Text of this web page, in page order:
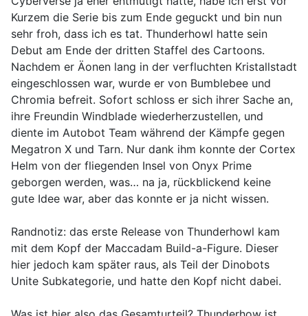
Kurzem die Serie bis zum Ende geguckt und bin nun
sehr froh, dass ich es tat. Thunderhowl hatte sein
Debut am Ende der dritten Staffel des Cartoons.
Nachdem er Äonen lang in der verfluchten Kristallstadt
eingeschlossen war, wurde er von Bumblebee und
Chromia befreit. Sofort schloss er sich ihrer Sache an,
ihre Freundin Windblade wiederherzustellen, und
diente im Autobot Team während der Kämpfe gegen
Megatron X und Tarn. Nur dank ihm konnte der Cortex
Helm von der fliegenden Insel von Onyx Prime
geborgen werden, was… na ja, rückblickend keine
gute Idee war, aber das konnte er ja nicht wissen.
Randnotiz: das erste Release von Thunderhowl kam
mit dem Kopf der Maccadam Build-a-Figure. Dieser
hier jedoch kam später raus, als Teil der Dinobots
Unite Subkategorie, und hatte den Kopf nicht dabei.